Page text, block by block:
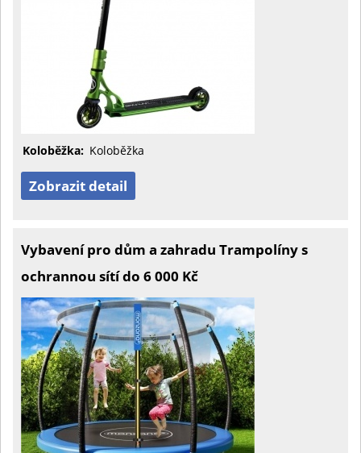
Koloběžka: Koloběžka
Zobrazit detail
Vybavení pro dům a zahradu Trampolíny s
ochrannou sítí do 6 000 Kč